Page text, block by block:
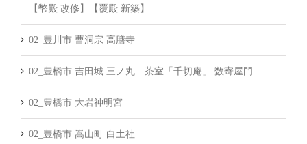
【幣殿 改修】【覆殿 新築】
02_豊川市 曹洞宗 高膳寺
02_豊橋市 吉田城 三ノ丸 茶室「千切庵」 数寄屋門
02_豊橋市 大岩神明宮
02_豊橋市 嵩山町 白土社